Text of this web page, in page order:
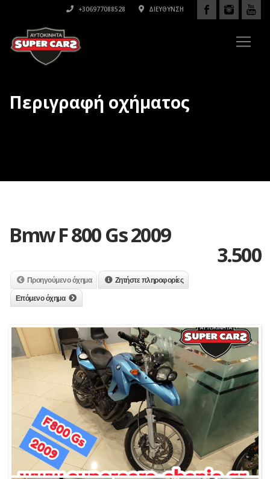
+306977088528 ΔΙΕΎΘΥΝΣΗ
Περιγραφή οχήματος
Bmw F 800 Gs 2009
3.500
Προηγούμενο όχημα Ζητήστε πληροφορίες
Επόμενο όχημα